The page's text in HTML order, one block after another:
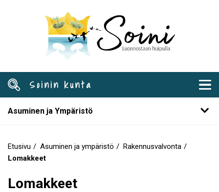
Soinin kunta
Asuminen ja Ympäristö
Murupolku
Etusivu Asuminen ja ympäristö
Rakennusvalvonta
Lomakkeet
Lomakkeet